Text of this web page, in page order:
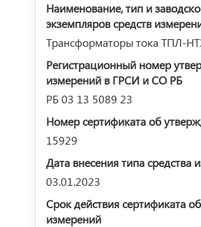
Наименование, тип и
экземпляров средств
Трансформаторы тока ТПЛ-
Регистрационный номер
измерений в ГРСИ и СО РБ
РБ 03 13 5089 23
Номер сертификата об
15929
Дата внесения типа средства
03.01.2023
Срок действия сертификата
измерений